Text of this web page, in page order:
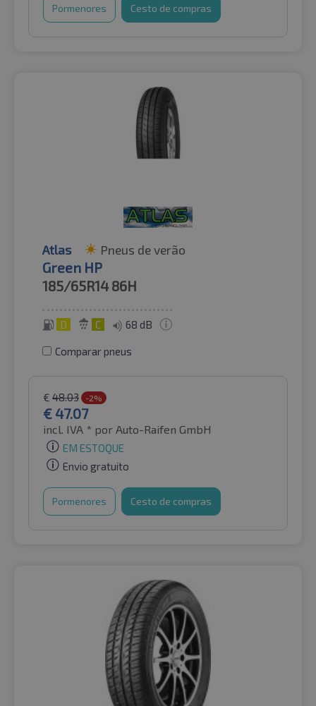
Pormenores Cesto de compras
Atlas Pneus de verão
Green HP
185/65R14 86H
D C 68 dB
Comparar pneus
€ 48.03 -2%
€ 47.07
incl. IVA * por Auto-Raifen GmbH
EM ESTOQUE
Envio gratuito
Pormenores Cesto de compras